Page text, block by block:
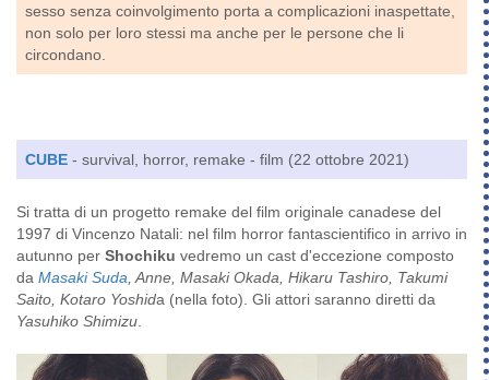
sesso senza coinvolgimento porta a complicazioni inaspettate,
non solo per loro stessi ma anche per le persone che li
circondano.
CUBE - survival, horror, remake - film (22 ottobre 2021)
Si tratta di un progetto remake del film originale canadese del
1997 di Vincenzo Natali: nel film horror fantascientifico in arrivo in
autunno per Shochiku vedremo un cast d'eccezione composto
da Masaki Suda, Anne, Masaki Okada, Hikaru Tashiro, Takumi
Saito, Kotaro Yoshida (nella foto). Gli attori saranno diretti da
Yasuhiko Shimizu.